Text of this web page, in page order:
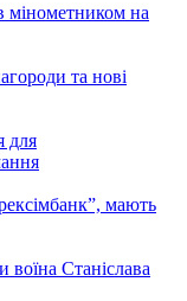
мінометником на
та нові
для
мають
Станіслава